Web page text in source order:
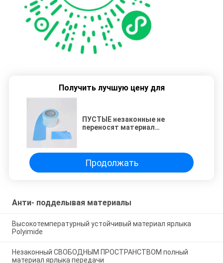
Получить лучшую цену для
ПУСТЫЕ незаконные не
переносят материал
Продолжать
Анти- подделывая материалы
Высокотемпературный устойчивый материал ярлыка
Polyimide
Незаконный СВОБОДНЫМ ПРОСТРАНСТВОМ полный
материал ярлыка передачи